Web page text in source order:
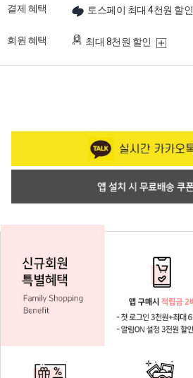
결제 혜택 토스페이 최대 4천원 할인
회원 혜택 최대 8천원 할인